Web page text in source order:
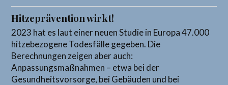
Hitzeprävention wirkt!
2023 hat es laut einer neuen Studie in Europa 47.000
hitzebezogene Todesfälle gegeben. Die
Berechnungen zeigen aber auch:
Anpassungsmaßnahmen – etwa bei der
Gesundheitsvorsorge, bei Gebäuden und bei